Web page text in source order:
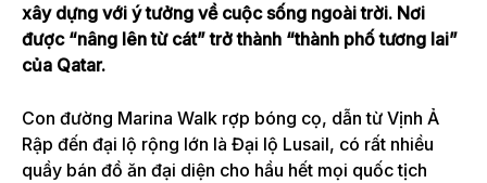
xây dựng với ý tưởng về cuộc sống ngoài trời. Nơi
được “nâng lên từ cát” trở thành “thành phố tương lai”
của Qatar.
Con đường Marina Walk rợp bóng cọ, dẫn từ Vịnh Ả
Rập đến đại lộ rộng lớn là Đại lộ Lusail, có rất nhiều
quầy bán đồ ăn đại diện cho hầu hết mọi quốc tịch